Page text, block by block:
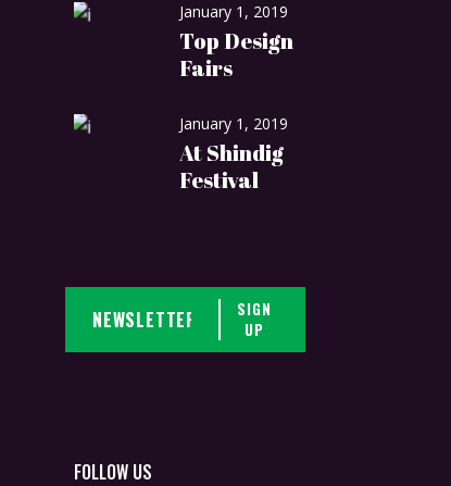
January 1, 2019
Top Design
Fairs
January 1, 2019
At Shindig
Festival
SIGN
UP
FOLLOW US